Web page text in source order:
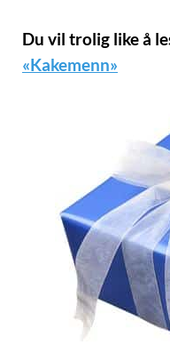
Du vil trolig like å
«Kakemenn»